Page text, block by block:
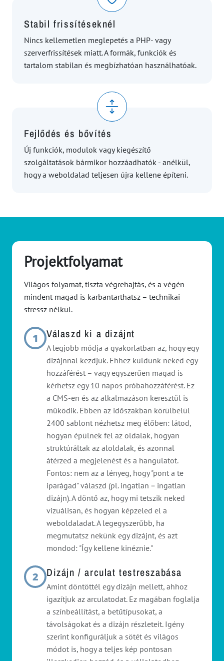
Stabil frissítéseknél
Nincs kellemetlen meglepetés a PHP- vagy
szerverfrissítések miatt. A formák, funkciók és
tartalom stabilan és megbízhatóan használhatóak.
Fejlődés és bővítés
Új funkciók, modulok vagy kiegészítő
szolgáltatások bármikor hozzáadhatók - anélkül,
hogy a weboldalad teljesen újra kellene építeni.
Projektfolyamat
Világos folyamat, tiszta végrehajtás, és a végén
mindent magad is karbantarthatsz – technikai
stressz nélkül.
1 Válaszd ki a dizájnt
A legjobb módja a gyakorlatban az, hogy egy
dizájnnal kezdjük. Ehhez küldünk neked egy
hozzáférést – vagy egyszerűen magad is
kérhetsz egy 10 napos próbahozzáférést. Ez
a CMS-en és az alkalmazáson keresztül is
működik. Ebben az időszakban körülbelül
2400 sablont nézhetsz meg élőben: látod,
hogyan épülnek fel az oldalak, hogyan
struktúráltak az aloldalak, és azonnal
átérzed a megjelenést és a hangulatot.
Fontos: nem az a lényeg, hogy "pont a te
iparágad" válaszd (pl. ingatlan = ingatlan
dizájn). A döntő az, hogy mi tetszik neked
vizuálisan, és hogyan képzeled el a
weboldaladat. A legegyszerűbb, ha
megmutatsz nekünk egy dizájnt, és azt
mondod: "Így kellene kinéznie."
2 Dizájn / arculat testreszabása
Amint döntöttél egy dizájn mellett, ahhoz
igazítjuk az arculatodat. Ez magában foglalja
a színbeállítást, a betűtípusokat, a
távolságokat és a dizájn részleteit. Igény
szerint konfiguráljuk a sötét és világos
módot is, hogy a teljes kép pontosan